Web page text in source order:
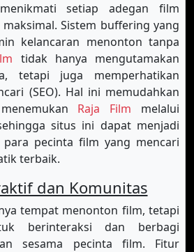
setiap adegan film
Sistem buffering yang
kelancaran menonton tanpa
tidak hanya mengutamakan
tetapi juga memperhatikan
(SEO). Hal ini memudahkan
Raja Film melalui
situs ini dapat menjadi
pecinta film yang mencari
terbaik.
dan Komunitas
tempat menonton film, tetapi
berinteraksi dan berbagi
sesama pecinta film. Fitur